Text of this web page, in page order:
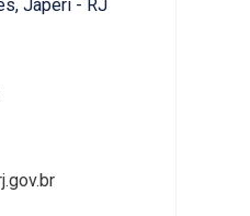
Japeri - RJ